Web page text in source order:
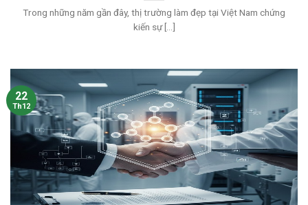
Trong những năm gần đây, thị trường làm đẹp tại Việt Nam chứng
kiến sự [...]
22
Th12